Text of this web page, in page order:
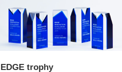
EDGE trophy